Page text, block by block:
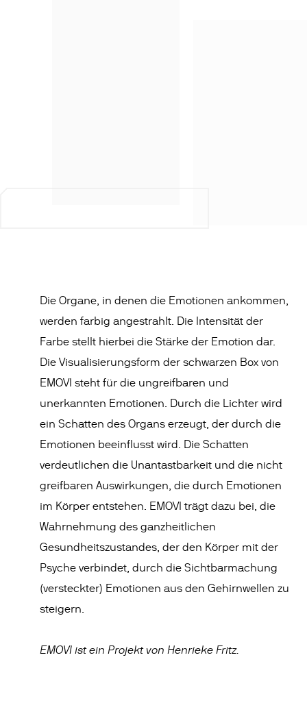
Die Organe, in denen die Emotionen ankommen,
werden farbig angestrahlt. Die Intensität der
Farbe stellt hierbei die Stärke der Emotion dar.
Die Visualisierungsform der schwarzen Box von
EMOVI steht für die ungreifbaren und
unerkannten Emotionen. Durch die Lichter wird
ein Schatten des Organs erzeugt, der durch die
Emotionen beeinflusst wird. Die Schatten
verdeutlichen die Unantastbarkeit und die nicht
greifbaren Auswirkungen, die durch Emotionen
im Körper entstehen. EMOVI trägt dazu bei, die
Wahrnehmung des ganzheitlichen
Gesundheitszustandes, der den Körper mit der
Psyche verbindet, durch die Sichtbarmachung
(versteckter) Emotionen aus den Gehirnwellen zu
steigern.
EMOVI ist ein Projekt von Henrieke Fritz.